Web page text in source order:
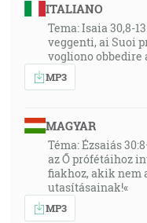
ITALIANO
Tema: Isaia 30,8-
veggenti, ai Suoi
vogliono obbedire
MP3
MAGYAR
Téma: Ézsaiás
az Ő prófétáihoz
fiakhoz, akik nem
utasításainak!«
MP3